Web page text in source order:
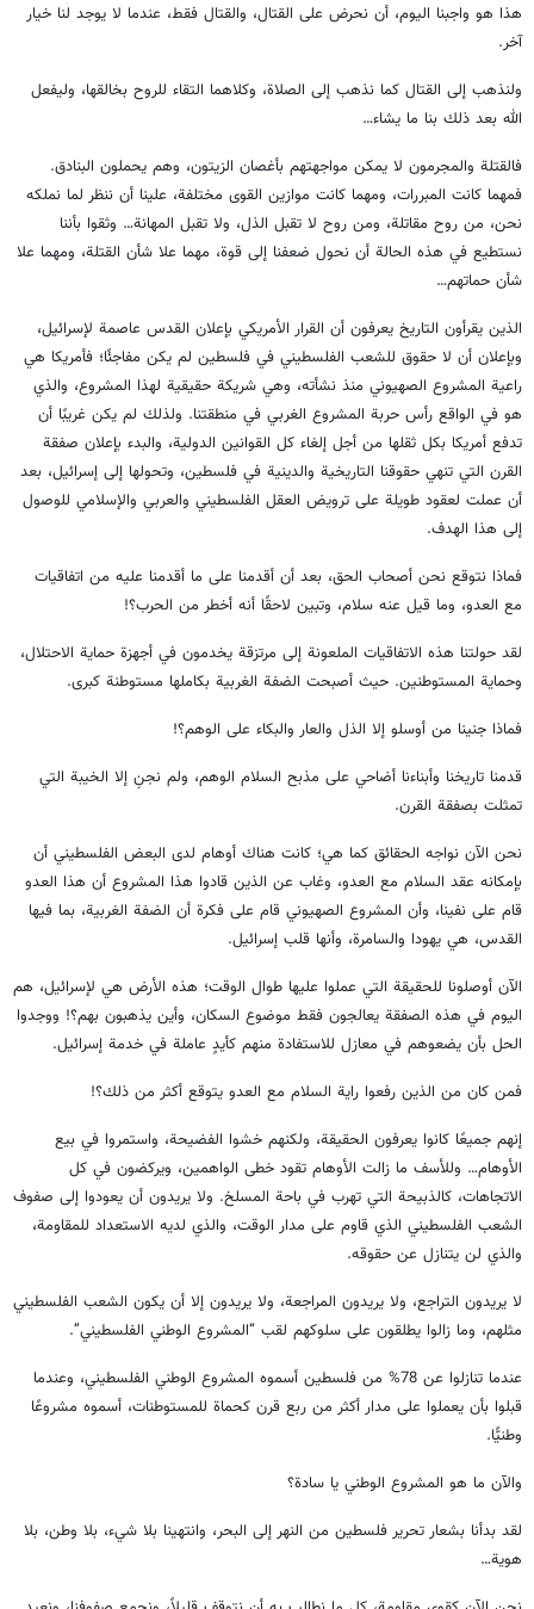
هذا هو واجبنا اليوم، أن نحرض على القتال، والقتال فقط، عندما لا يوجد لنا خيار
آخر.
ولنذهب إلى القتال كما نذهب إلى الصلاة، وكلاهما التقاء للروح بخالقها، وليفعل
الله بعد ذلك بنا ما يشاء…
فالقتلة والمجرمون لا يمكن مواجهتهم بأغصان الزيتون، وهم يحملون البنادق.
فمهما كانت المبررات، ومهما كانت موازين القوى مختلفة، علينا أن ننظر لما نملكه
نحن، من روح مقاتلة، ومن روح لا تقبل الذل، ولا تقبل المهانة… وثقوا بأننا
نستطيع في هذه الحالة أن نحول ضعفنا إلى قوة، مهما علا شأن القتلة، ومهما علا
شأن حماتهم…
الذين يقرأون التاريخ يعرفون أن القرار الأمريكي بإعلان القدس عاصمة لإسرائيل،
وبإعلان أن لا حقوق للشعب الفلسطيني في فلسطين لم يكن مفاجئًا؛ فأمريكا هي
راعية المشروع الصهيوني منذ نشأته، وهي شريكة حقيقية لهذا المشروع، والذي
هو في الواقع رأس حربة المشروع الغربي في منطقتنا. ولذلك لم يكن غريبًا أن
تدفع أمريكا بكل ثقلها من أجل إلغاء كل القوانين الدولية، والبدء بإعلان صفقة
القرن التي تنهي حقوقنا التاريخية والدينية في فلسطين، وتحولها إلى إسرائيل، بعد
أن عملت لعقود طويلة على ترويض العقل الفلسطيني والعربي والإسلامي للوصول
إلى هذا الهدف.
فماذا نتوقع نحن أصحاب الحق، بعد أن أقدمنا على ما أقدمنا عليه من اتفاقيات
مع العدو، وما قيل عنه سلام، وتبين لاحقًا أنه أخطر من الحرب؟!
لقد حولتنا هذه الاتفاقيات الملعونة إلى مرتزقة يخدمون في أجهزة حماية الاحتلال،
وحماية المستوطنين. حيث أصبحت الضفة الغربية بكاملها مستوطنة كبرى.
فماذا جنينا من أوسلو إلا الذل والعار والبكاء على الوهم؟!
قدمنا تاريخنا وأبناءنا أضاحي على مذبح السلام الوهم، ولم نجنِ إلا الخيبة التي
تمثلت بصفقة القرن.
نحن الآن نواجه الحقائق كما هي؛ كانت هناك أوهام لدى البعض الفلسطيني أن
بإمكانه عقد السلام مع العدو، وغاب عن الذين قادوا هذا المشروع أن هذا العدو
قام على نفينا، وأن المشروع الصهيوني قام على فكرة أن الضفة الغربية، بما فيها
القدس، هي يهودا والسامرة، وأنها قلب إسرائيل.
الآن أوصلونا للحقيقة التي عملوا عليها طوال الوقت؛ هذه الأرض هي لإسرائيل، هم
اليوم في هذه الصفقة يعالجون فقط موضوع السكان، وأين يذهبون بهم؟! ووجدوا
الحل بأن يضعوهم في معازل للاستفادة منهم كأيدٍ عاملة في خدمة إسرائيل.
فمن كان من الذين رفعوا راية السلام مع العدو يتوقع أكثر من ذلك؟!
إنهم جميعًا كانوا يعرفون الحقيقة، ولكنهم خشوا الفضيحة، واستمروا في بيع
الأوهام… وللأسف ما زالت الأوهام تقود خطى الواهمين، ويركضون في كل
الاتجاهات، كالذبيحة التي تهرب في باحة المسلخ. ولا يريدون أن يعودوا إلى صفوف
الشعب الفلسطيني الذي قاوم على مدار الوقت، والذي لديه الاستعداد للمقاومة،
والذي لن يتنازل عن حقوقه.
لا يريدون التراجع، ولا يريدون المراجعة، ولا يريدون إلا أن يكون الشعب الفلسطيني
مثلهم، وما زالوا يطلقون على سلوكهم لقب “المشروع الوطني الفلسطيني”.
عندما تنازلوا عن 78% من فلسطين أسموه المشروع الوطني الفلسطيني، وعندما
قبلوا بأن يعملوا على مدار أكثر من ربع قرن كحماة للمستوطنات، أسموه مشروعًا
وطنيًّا.
والآن ما هو المشروع الوطني يا سادة؟
لقد بدأنا بشعار تحرير فلسطين من النهر إلى البحر، وانتهينا بلا شيء، بلا وطن، بلا
هوية…